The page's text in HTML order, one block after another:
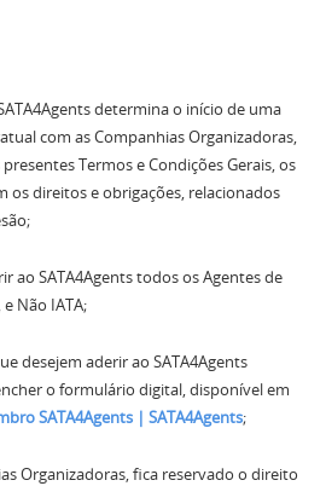
determina o início de uma
com as Companhias Organizadoras,
Termos e Condições Gerais, os
os direitos e obrigações, relacionados
ao SATA4Agents todos os Agentes de
e Não IATA;
desejem aderir ao SATA4Agents
o formulário digital, disponível em
SATA4Agents | SATA4Agents;
Organizadoras, fica reservado o direito